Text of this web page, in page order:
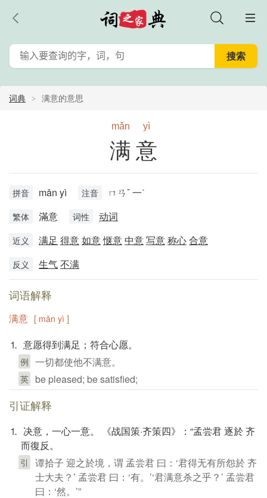
词典 满意的意思
mǎn yì
满意
拼音 mǎn yì 注音 ㄇㄢˇ 一ˋ
繁体 滿意 词性 动词
近义 满足 得意如意惬意 中意写意称心合意
反义 生气不满
词语解释
满意 [ mǎn yì ]
⒈ 意愿得到满足；符合心愿。
例 一切都使他不满意。
英 be pleased; be satisfied;
引证解释
⒈ 决意，一心一意。 《战国策·齐策四》：“孟尝君 逐於 齐
而復反。
引
谭拾子 迎之於境，谓 孟尝君 曰：‘君得无有所怨於 齐
士大夫？’ 孟尝君 曰：‘有。’‘君满意杀之乎？’ 孟尝君
曰：‘然。’”